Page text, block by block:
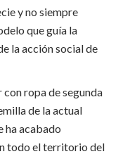
y no siempre
que guía la
la acción social de
ropa de segunda
de la actual
ha acabado
todo el territorio del